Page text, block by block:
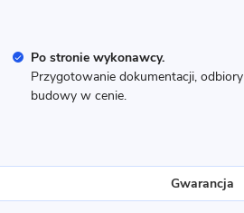
Po stronie wykonawcy.
Przygotowanie dokumentacji, odbiory
budowy w cenie.
Gwarancja